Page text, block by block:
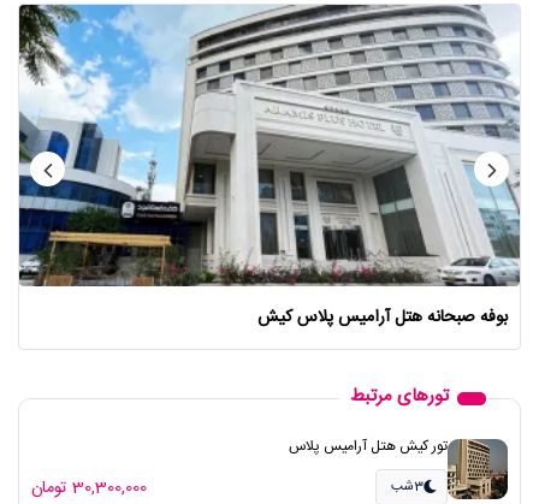
بوفه صبحانه هتل آرامیس پلاس کیش
تورهای مرتبط
تور کیش هتل آرامیس پلاس
3شب 30,300,000 تومان